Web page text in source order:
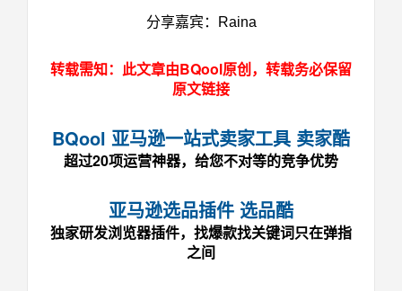
分享嘉宾：Raina
转载需知：此文章由BQool原创，转载务必保留
原文链接
BQool 亚马逊一站式卖家工具 卖家酷
超过20项运营神器，给您不对等的竞争优势
亚马逊选品插件 选品酷
独家研发浏览器插件，找爆款找关键词只在弹指
之间